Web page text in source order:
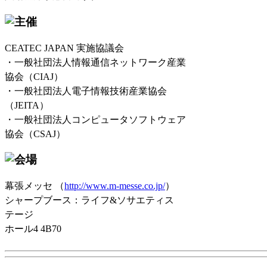
CEATEC JAPAN 実施協議会
・一般社団法人情報通信ネットワーク産業
協会（CIAJ）
・一般社団法人電子情報技術産業協会
（JEITA）
・一般社団法人コンピュータソフトウェア
協会（CSAJ）
幕張メッセ （http://www.m-messe.co.jp/）
シャープブース：ライフ&ソサエティス
テージ
ホール4 4B70